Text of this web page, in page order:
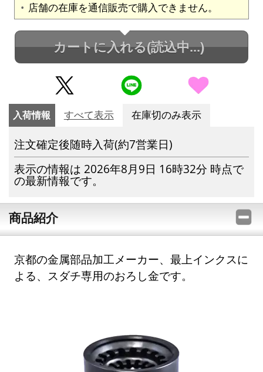
店舗の在庫を通信販売で購入できません。
カートに入れる(読込中...)
入荷情報 すべて表示 在庫切のみ表示
注文確定後随時入荷(約7営業日)
表示の情報は 2026年8月9日 16時32分 時点で
の最新情報です。
商品紹介
京都の金属部品加工メーカー、最上インクスに
よる、スダチ専用のおろし金です。